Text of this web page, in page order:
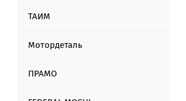
ТАИМ
Мотордеталь
ПРАМО